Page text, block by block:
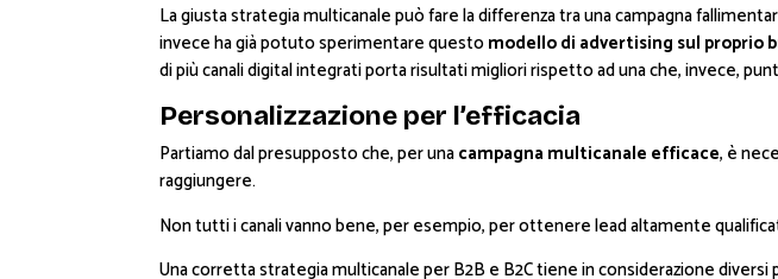
La giusta strategia multicanale può fare la differenza tra una campagna
invece ha già potuto sperimentare questo modello di advertising sul proprio
di più canali digital integrati porta risultati migliori rispetto ad una che, invece,
Personalizzazione per l’efficacia
Partiamo dal presupposto che, per unacampagna multicanale efficace, è
raggiungere.
Non tutti i canali vanno bene, per esempio, per ottenere lead altamente
Una corretta strategia multicanale per B2B e B2C tiene in considerazione diversi